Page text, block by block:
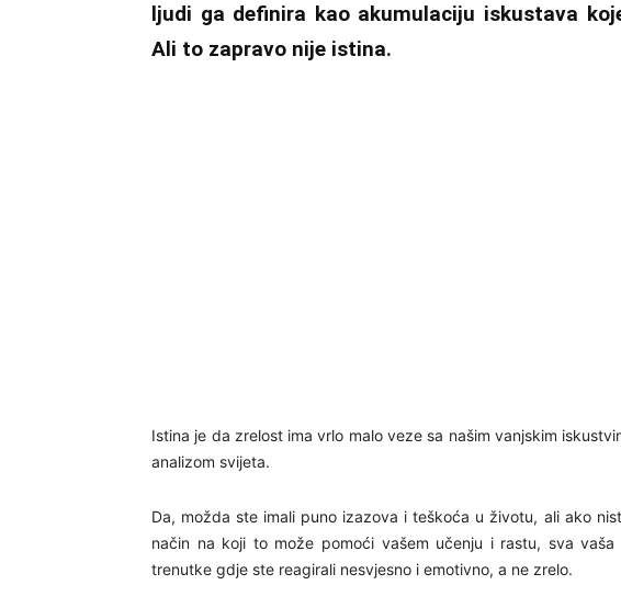
ljudi ga definira kao akumulaciju iskustava
Ali to zapravo nije istina.
Istina je da zrelost ima vrlo malo veze sa našim vanjskim
analizom svijeta.
Da, možda ste imali puno izazova i teškoća u životu, ali ako
način na koji to može pomoći vašem učenju i rastu, sva
trenutke gdje ste reagirali nesvjesno i emotivno, a ne zrelo.